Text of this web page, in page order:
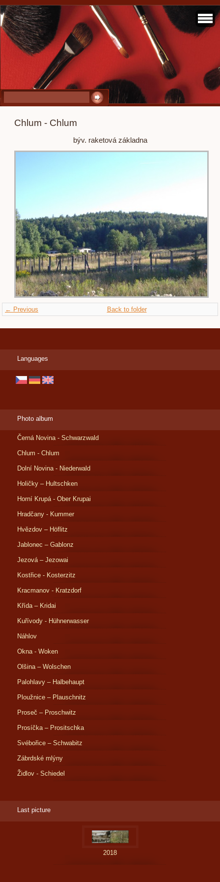
Chlum - Chlum
býv. raketová základna
← Previous Back to folder
Languages
Photo album
Černá Novina - Schwarzwald
Chlum - Chlum
Dolní Novina - Niederwald
Holičky – Hultschken
Horní Krupá - Ober Krupai
Hradčany - Kummer
Hvězdov – Höflitz
Jablonec – Gablonz
Jezová – Jezowai
Kostřice - Kosterzitz
Kracmanov - Kratzdorf
Křída – Kridai
Kuřívody - Hühnerwasser
Náhlov
Okna - Woken
Olšina – Wolschen
Palohlavy – Halbehaupt
Ploužnice – Plauschnitz
Proseč – Proschwitz
Prosíčka – Prositschka
Svébořice – Schwabitz
Zábrdské mlýny
Židlov - Schiedel
Last picture
2018